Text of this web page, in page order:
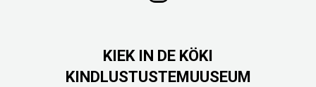
KIEK IN DE KÖKI
KINDLUSTUSTEMUUSEUM